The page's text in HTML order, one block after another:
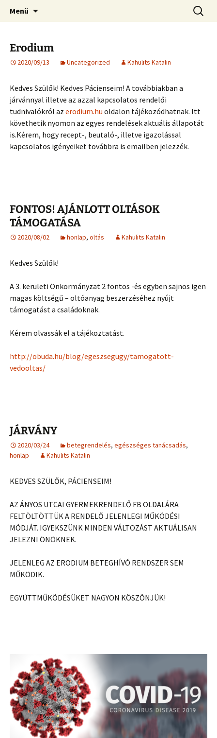
Dr. Kahulits Katalin
Gyermekorvos
Menü
Erodium
2020/09/13 Uncategorized Kahulits Katalin
Kedves Szülők! Kedves Pácienseim! A továbbiakban a
járvánnyal illetve az azzal kapcsolatos rendelői
tudnivalókról az erodium.hu oldalon tájékozódhatnak. Itt
követhetik nyomon az egyes rendelések aktuális állapotát
is.Kérem, hogy recept-, beutaló-, illetve igazolással
kapcsolatos igényeiket továbbra is emailben jelezzék.
FONTOS! AJÁNLOTT OLTÁSOK
TÁMOGATÁSA
2020/08/02 honlap, oltás Kahulits Katalin
Kedves Szülők!
A 3. kerületi Önkormányzat 2 fontos -és egyben sajnos igen
magas költségű – oltóanyag beszerzéséhez nyújt
támogatást a családoknak.
Kérem olvassák el a tájékoztatást.
http://obuda.hu/blog/egeszsegugy/tamogatott-
vedooltas/
JÁRVÁNY
2020/03/24 betegrendelés, egészséges tanácsadás,
honlap
Kahulits Katalin
KEDVES SZÜLŐK, PÁCIENSEIM!
AZ ÁNYOS UTCAI GYERMEKRENDELŐ FB OLDALÁRA
FELTÖLTÖTTÜK A RENDELŐ JELENLEGI MŰKÖDÉSI
MÓDJÁT. IGYEKSZÜNK MINDEN VÁLTOZÁST AKTUÁLISAN
JELEZNI ÖNÖKNEK.
JELENLEG AZ ERODIUM BETEGHÍVÓ RENDSZER SEM
MŰKÖDIK.
EGYÜTTMŰKÖDÉSÜKET NAGYON KÖSZÖNJÜK!